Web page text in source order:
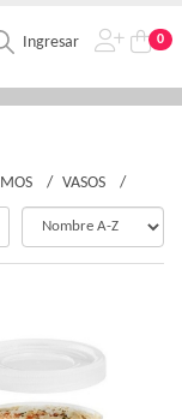
Ingresar 0
VASOS